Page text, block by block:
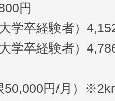
円
学卒経験者）
学卒経験者）
50,000円/月）